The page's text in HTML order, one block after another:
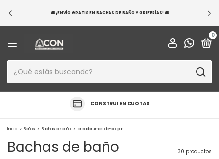
💳 ¡EXCLUSIVO BANCO NACIÓN! 20 CUOTAS SIN INTERÉS EN TUS COMPRAS —
0
CONSTRUI EN CUOTAS
Inicio > Baños > Bachas de baño > breadcrumbs.de-colgar
Bachas de baño 30 productos